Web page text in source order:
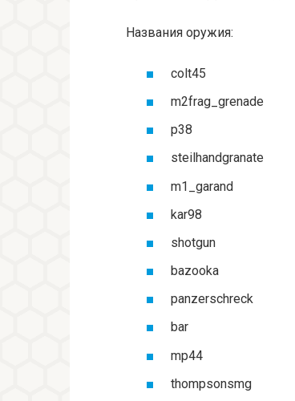
Названия оружия:
colt45
m2frag_grenade
p38
steilhandgranate
m1_garand
kar98
shotgun
bazooka
panzerschreck
bar
mp44
thompsonsmg